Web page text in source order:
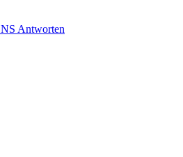
Antworten